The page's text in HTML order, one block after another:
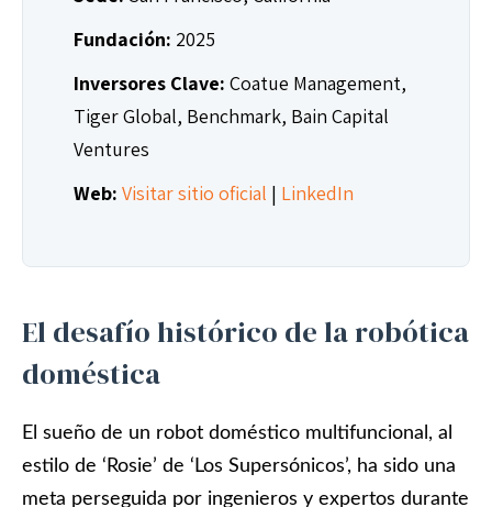
Fundación: 2025
Inversores Clave: Coatue Management,
Tiger Global, Benchmark, Bain Capital
Ventures
Web: Visitar sitio oficial | LinkedIn
El desafío histórico de la robótica
doméstica
El sueño de un robot doméstico multifuncional, al
estilo de ‘Rosie’ de ‘Los Supersónicos’, ha sido una
meta perseguida por ingenieros y expertos durante